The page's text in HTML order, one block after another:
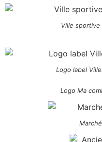
Ville sportive
Logo label
Logo Ma